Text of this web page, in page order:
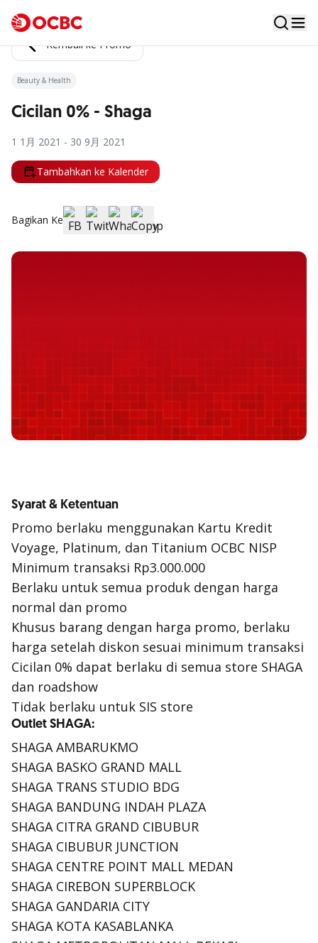
Kembali ke Promo
Beauty & Health
Cicilan 0% - Shaga
1 1月 2021 - 30 9月 2021
Tambahkan ke Kalender
Bagikan Ke
Syarat & Ketentuan
Promo berlaku menggunakan Kartu Kredit
Voyage, Platinum, dan Titanium OCBC NISP
Minimum transaksi Rp3.000.000
Berlaku untuk semua produk dengan harga
normal dan promo
Khusus barang dengan harga promo, berlaku
harga setelah diskon sesuai minimum transaksi
Cicilan 0% dapat berlaku di semua store SHAGA
dan roadshow
Tidak berlaku untuk SIS store
Outlet SHAGA:
SHAGA AMBARUKMO
SHAGA BASKO GRAND MALL
SHAGA TRANS STUDIO BDG
SHAGA BANDUNG INDAH PLAZA
SHAGA CITRA GRAND CIBUBUR
SHAGA CIBUBUR JUNCTION
SHAGA CENTRE POINT MALL MEDAN
SHAGA CIREBON SUPERBLOCK
SHAGA GANDARIA CITY
SHAGA KOTA KASABLANKA